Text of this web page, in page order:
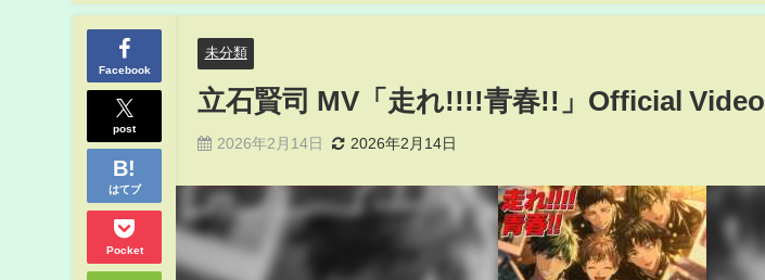
Facebook
post
はてブ
Pocket
未分類
立石賢司 MV「走れ!!!!青春!!」Official Video
2026年2月14日 2026年2月14日